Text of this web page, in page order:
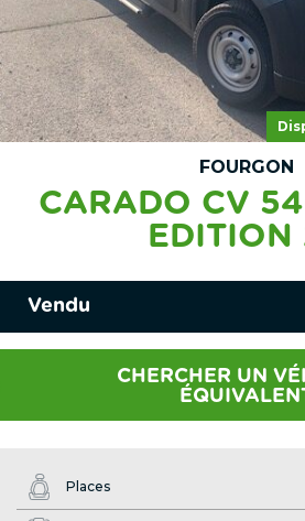
FOURGON
CARADO CV
EDITION
Vendu
CHERCHER UN
Places